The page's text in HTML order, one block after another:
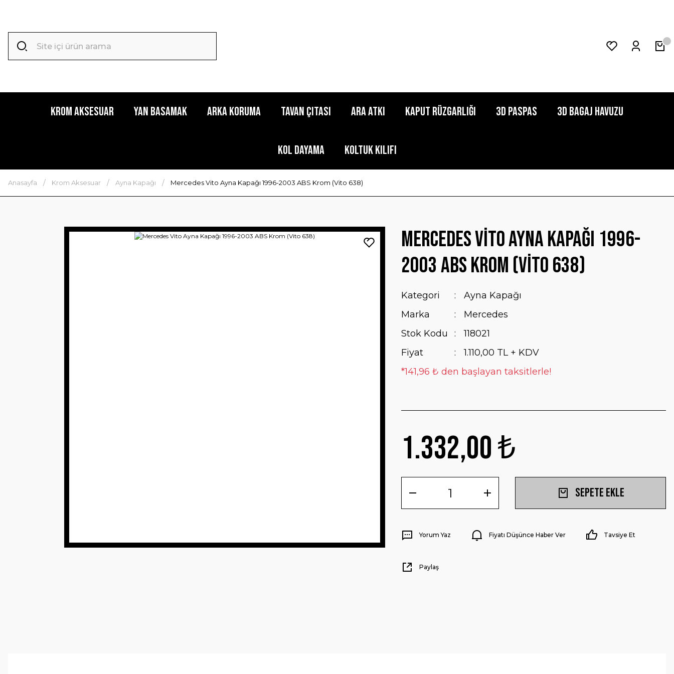
Krom Aksesuar Yan Basamak Arka Koruma Tavan Çıtası Ara Atkı Kaput Rüzgarlığı 3D Paspas 3D Bagaj Havuzu
Kol Dayama Koltuk Kılıfı
Anasayfa Krom Aksesuar Ayna Kapağı Mercedes Vito Ayna Kapağı 1996-2003 ABS Krom (Vito 638)
Mercedes Vito Ayna Kapağı 1996-
2003 ABS Krom (Vito 638)
Kategori
Ayna Kapağı
Marka
Mercedes
Stok Kodu
118021
Fiyat
1.110,00 TL + KDV
*141,96 ₺ den başlayan taksitlerle!
1.332,00 ₺
Sepete Ekle
Yorum Yaz Fiyatı Düşünce Haber Ver Tavsiye Et
Paylaş